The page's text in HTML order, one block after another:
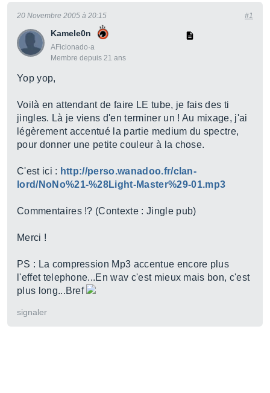
Kamele0n
AFicionado·a
Membre depuis 21 ans
20 Novembre 2005 à 20:15 #1
Yop yop,
Voilà en attendant de faire LE tube, je fais des ti
jingles. Là je viens d'en terminer un ! Au mixage, j'ai
légèrement accentué la partie medium du spectre,
pour donner une petite couleur à la chose.
C'est ici : http://perso.wanadoo.fr/clan-
lord/NoNo%21-%28Light-Master%29-01.mp3
Commentaires !? (Contexte : Jingle pub)
Merci !
PS : La compression Mp3 accentue encore plus
l'effet telephone...En wav c'est mieux mais bon, c'est
plus long...Bref
signaler